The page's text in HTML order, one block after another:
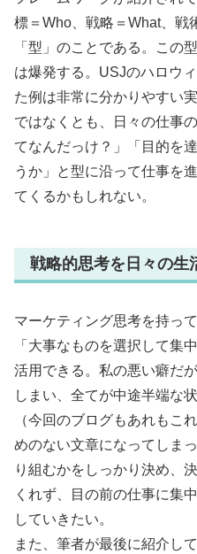
標＝Who、戦略＝What、戦
「型」のことである。この
は爆発する。USJのハロウ
た例は非常に分かりやすい
ではなくとも、日々の仕事
てなんだっけ？」「目的を
うか」と型に沿って仕事を
てくるかもしれない。
戦略的思考を日々の生
マーケティング思考を持っ
「大事なものを選択して集
活用できる。私の悪い癖だ
しまい、全てが中途半端な
（今回のブログもあれもこ
めのない文章になってしま
り組むかをしっかり決め、
くれず、目の前の仕事に集
していきたい。
また、筆者が最後に紹介し